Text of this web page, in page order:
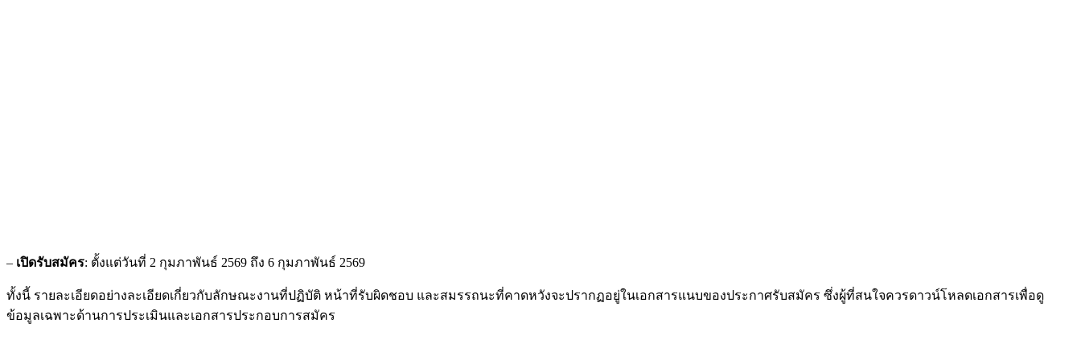
– เปิดรับสมัคร: ตั้งแต่วันที่ 2 กุมภาพันธ์ 2569 ถึง 6 กุมภาพันธ์ 2569
ทั้งนี้ รายละเอียดอย่างละเอียดเกี่ยวกับลักษณะงานที่ปฏิบัติ หน้าที่รับผิดชอบ และสมรรถนะที่คาดหวังจะปรากฏอยู่ในเอกสารแนบของประกาศรับสมัคร ซึ่งผู้ที่สนใจควรดาวน์โหลดเอกสารเพื่อดู
ข้อมูลเฉพาะด้านการประเมินและเอกสารประกอบการสมัคร